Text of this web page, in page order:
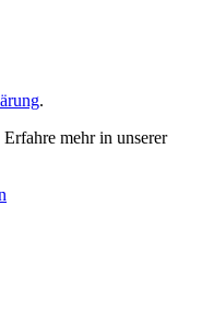
.
Erfahre mehr in unserer